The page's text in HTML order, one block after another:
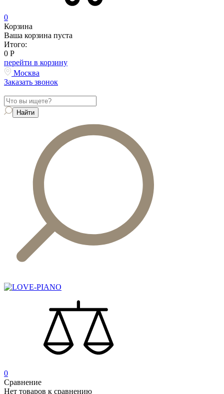
0
Корзина
Ваша корзина пуста
Итого:
0 Р
перейти в корзину
Москва
Заказать звонок
0
Сравнение
Нет товаров к сравнению